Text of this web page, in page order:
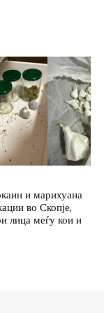
и марихуана
во Скопје,
лица меѓу кои и